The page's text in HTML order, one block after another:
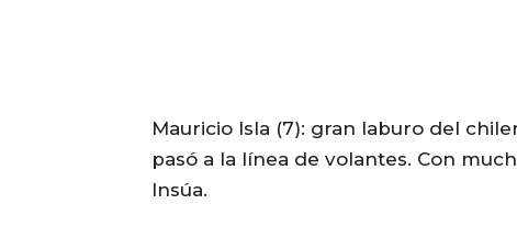
Mauricio Isla (7): gran laburo del
pasó a la línea de volantes. Con
Insúa.